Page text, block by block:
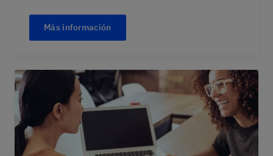
Más información